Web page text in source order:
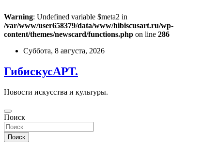
Warning: Undefined variable $meta2 in
/var/www/user658379/data/www/hibiscusart.ru/wp-
content/themes/newscard/functions.php on line 286
Перейти
содержимому
Суббота, 8 августа, 2026
ГибискусАРТ.
Новости искусства и культуры.
Поиск
Поиск